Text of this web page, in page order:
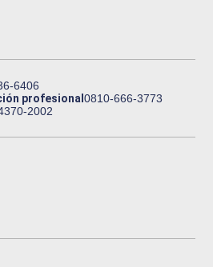
6406
profesional0810-666-3773
2002